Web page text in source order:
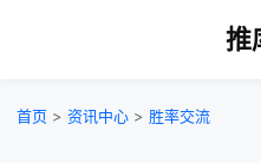
推
首页 > 资讯中心 > 胜率交流